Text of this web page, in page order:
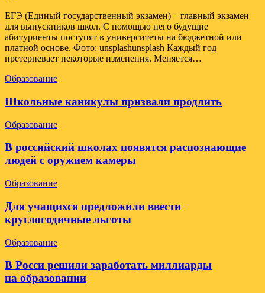
ЕГЭ (Единый государственный экзамен) – главный экзамен
для выпускников школ. С помощью него будущие
абитуриенты поступят в университеты на бюджетной или
платной основе. Фото: unsplashunsplash Каждый год
претерпевает некоторые изменения. Меняется…
Образование
Школьные каникулы призвали продлить
Образование
В российский школах появятся распознающие
людей с оружием камеры
Образование
Для учащихся предложили ввести
круглогодичные льготы
Образование
В Росси решили заработать миллиарды
на образовании